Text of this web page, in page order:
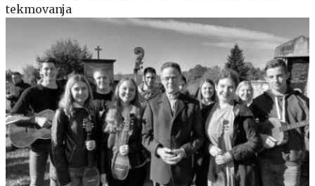
tekmovanja